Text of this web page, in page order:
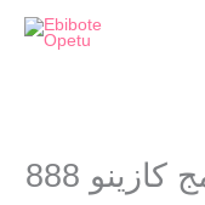
Skip
كازينو 888